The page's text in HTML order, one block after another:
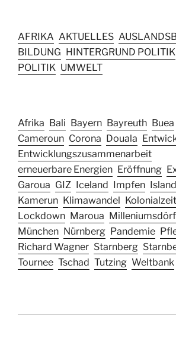
AFRIKA AKTUELLES
BILDUNG HINTERGRUND POLITIK
POLITIK UMWELT
Afrika Bali Bayern Bayreuth Buea
Cameroun Corona Douala
Entwicklungszusammenarbeit
erneuerbare Energien Eröffnung
Garoua GIZ Iceland Impfen Island
Kamerun Klimawandel Kolonialzeit
Lockdown Maroua
München Nürnberg Pandemie
Richard Wagner Starnberg
Tournee Tschad Tutzing Weltbank